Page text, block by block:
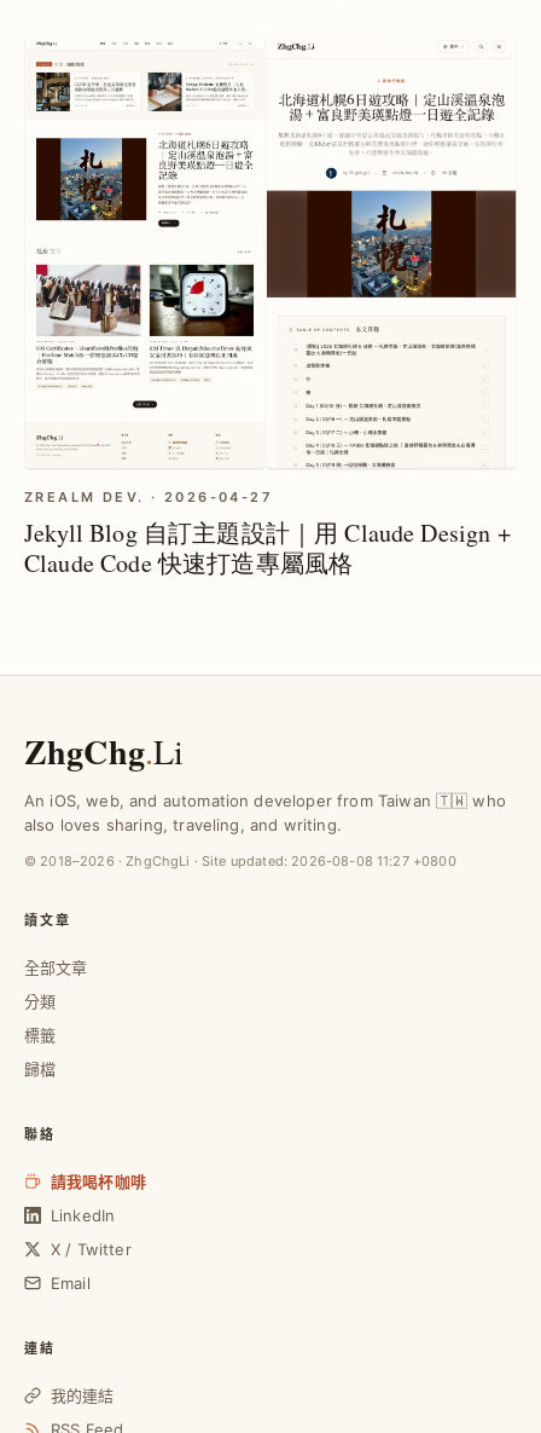
ZREALM DEV. · 2026-04-27
Jekyll Blog 自訂主題設計｜用 Claude Design +
Claude Code 快速打造專屬風格
ZhgChg.Li
An iOS, web, and automation developer from Taiwan 🇹🇼 who
also loves sharing, traveling, and writing.
© 2018–2026 · ZhgChgLi · Site updated: 2026-08-08 11:27 +0800
讀文章
全部文章
分類
標籤
歸檔
聯絡
請我喝杯咖啡
LinkedIn
X / Twitter
Email
連結
我的連結